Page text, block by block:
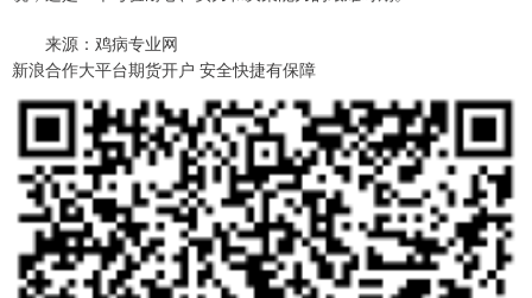
来源：鸡病专业网
新浪合作大平台期货开户 安全快捷有保障